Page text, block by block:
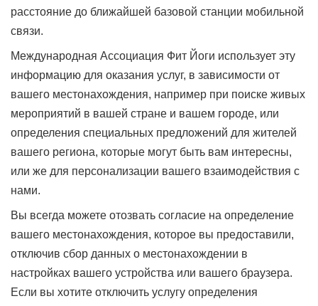
расстояние до ближайшей базовой станции мобильной
связи.
Международная Ассоциация Фит Йоги использует эту
информацию для оказания услуг, в зависимости от
вашего местонахождения, например при поиске живых
мероприятий в вашей стране и вашем городе, или
определения специальных предложений для жителей
вашего региона, которые могут быть вам интересны,
или же для персонализации вашего взаимодействия с
нами.
Вы всегда можете отозвать согласие на определение
вашего местонахождения, которое вы предоставили,
отключив сбор данных о местонахождении в
настройках вашего устройства или вашего браузера.
Если вы хотите отключить услугу определения